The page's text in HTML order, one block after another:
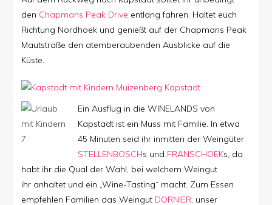
den Chapmans Peak Drive entlang fahren. Haltet euch
Richtung Nordhoek und genießt auf der Chapmans Peak
Mautstraße den atemberaubenden Ausblicke auf die
Küste.
Ein Ausflug in die WINELANDS von
Kapstadt ist ein Muss mit Familie. In etwa
45 Minuten seid ihr inmitten der Weingüter
STELLENBOSCHs und FRANSCHOEKs, da
habt ihr die Qual der Wahl, bei welchem Weingut
ihr anhaltet und ein „Wine-Tasting“ macht. Zum Essen
empfehlen Familien das Weingut DORNIER, unser